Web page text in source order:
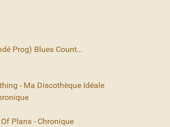
Prog) Blues Count...
- Ma Discothèque Idéale
Plans - Chronique